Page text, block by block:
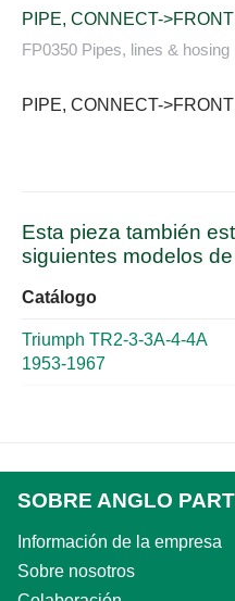
PIPE, CONNECT-
FP0350 Pipes, lines &
PIPE, CONNECT-
Esta pieza también
siguientes modelos
Catálogo
Triumph TR2-3-3A-4-4A
1953-1967
SOBRE ANGLO
Información de la empresa
Sobre nosotros